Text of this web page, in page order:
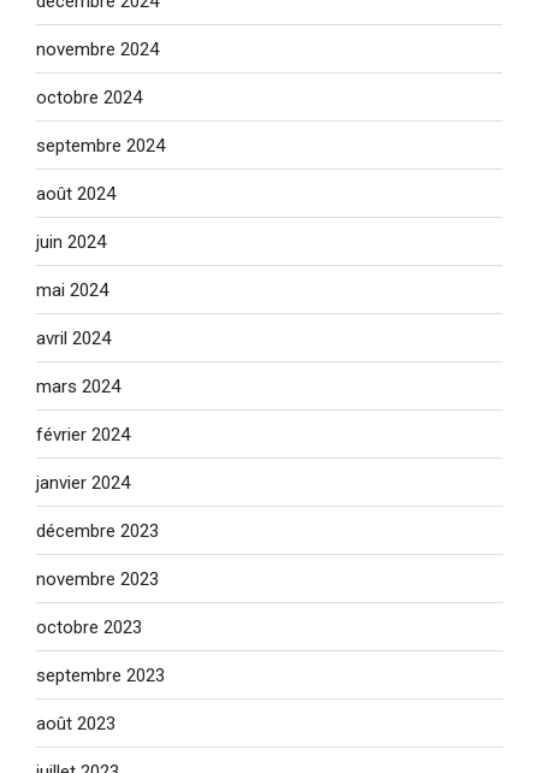
novembre 2024
octobre 2024
septembre 2024
août 2024
juin 2024
mai 2024
avril 2024
mars 2024
février 2024
janvier 2024
décembre 2023
novembre 2023
octobre 2023
septembre 2023
août 2023